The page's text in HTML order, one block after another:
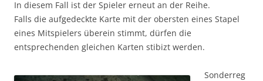
In diesem Fall ist der Spieler erneut an der Reihe.
Falls die aufgedeckte Karte mit der obersten eines Stapel
eines Mitspielers überein stimmt, dürfen die
entsprechenden gleichen Karten stibizt werden.
Sonderreg